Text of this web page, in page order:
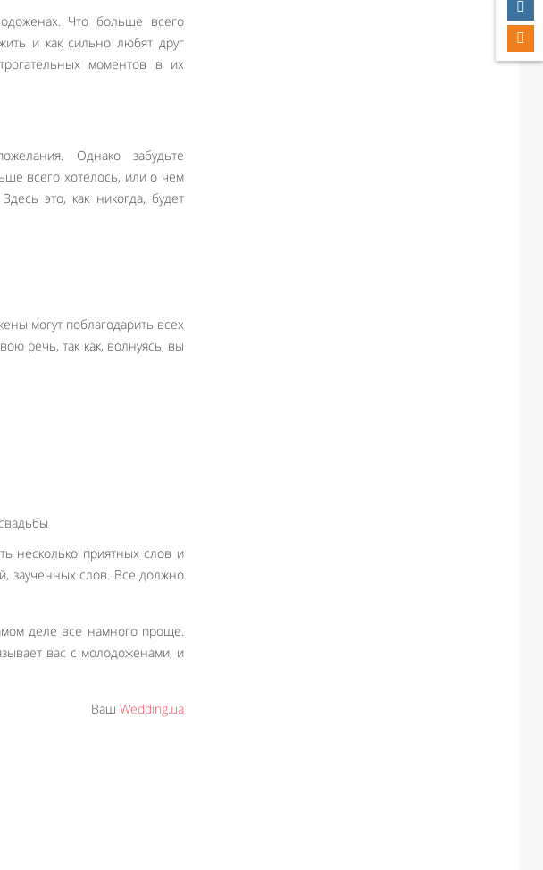
Что больше всего
и как сильно любят друг
моментов в их
Однако забудьте
всего хотелось, или о чем
это, как никогда, будет
могут поблагодарить всех
речь, так как, волнуясь, вы
несколько приятных слов и
заученных слов. Все должно
деле все намного проще.
вас с молодоженами, и
Ваш Wedding.ua